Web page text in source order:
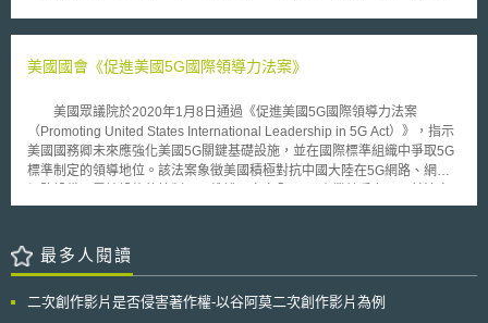
立能充分吸引年輕人才挑戰、進行創新研發的研究環境，同時成立基金以建
構世界級的研究基礎設施；以充分活用大學研發成果為目標，檢討智財制度
發展的願景；結合人文社會科學領域研究，並活用射月型研發（ムーンショ
ット型研究開発）制度，發展社會問題解決方案。 （4）重要科技發展項
投入研發、培育相關人才；於應用科學層次，則包含防災、防疫、資安、能
源、健康醫療、航太、糧食、農漁產業等。
以歐盟規定裡則將CCFL燈管、投影機燈泡列為例外條款，不過隨著環保意
畫。
工智慧開發與應用。 德國人工智慧戰略要點摘要如下： 1. 研究能量：
在社會各處：各學科與產業領域皆需要人工智慧。 3. 資料作為人工智慧發
料品質的強化。 4. 基礎設施：人工智慧中重要的技術「深度學習」，不僅
需要大量資料，同時還需要強大的計算能力，德國需要加強計算能力的硬體
設備。 5. 經濟應用：德國數位化發展的下一步需要仰賴人工智慧技術，尤
其是中小企業採納人工智慧技術方面將會是焦點之一。 6. 社會法制：人工
智慧發展過程中牽涉許多道德以及法制、監管議題，德國政府認為這些都必
係，為人工智慧產業發展奠定良好基礎。德國政府將基於此要點繼續制定進
一步的人工智慧戰略，並預計將於2018年12月公佈德國的人工智慧戰略完
整報告。
美國國會《促進美國5G國際領導力法案》
美國眾議院於2020年1月8日通過《促進美國5G國際領導力法案
（Promoting United States International Leadership in 5G Act）》，指示
美國國務卿未來應強化美國5G關鍵基礎設施，並在國際標準組織中爭取5G
標準制定的領導地位。該法案象徵美國積極對抗中國大陸在5G網路、網際
還需由美國參議院通過，並經總統簽署後生效。 法案指出，國際標準
會、5GPPP公私聯盟協會）採用的標準，對於全球經濟及確保網路技術的
全球連接至關重要。5G技術標準能帶來更高的智財權收入及技術出口，對
民間企業在國際5G標準組織中發揮更大作用，企業積極參與並主導5G國際
最多人閱讀
二次創作影片是否侵害著作權-以谷阿莫二次創作影片為例